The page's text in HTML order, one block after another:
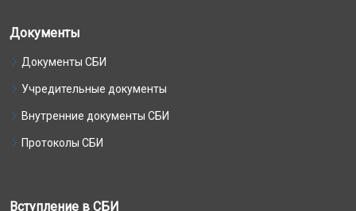
Документы
Документы СБИ
Учредительные документы
Внутренние документы СБИ
Протоколы СБИ
Вступление в СБИ